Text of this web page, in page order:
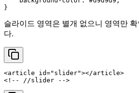
슬라이드 영역은 별개 없으니 영역만
다.
<article id="slider"></article>
<!-- //slider -->